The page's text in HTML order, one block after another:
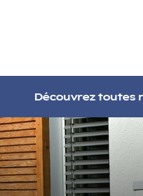
Découvrez toutes